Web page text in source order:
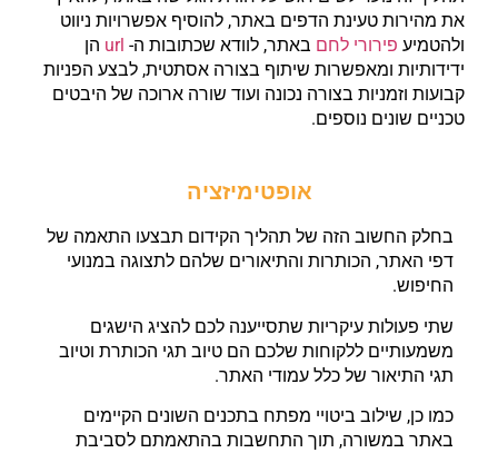
את מהירות טעינת הדפים באתר, להוסיף אפשרויות ניווט
ולהטמיע פירורי לחם באתר, לוודא שכתובות ה- url הן
ידידותיות ומאפשרות שיתוף בצורה אסתטית, לבצע הפניות
קבועות וזמניות בצורה נכונה ועוד שורה ארוכה של היבטים
טכניים שונים נוספים.
אופטימיזציה
בחלק החשוב הזה של תהליך הקידום תבצעו התאמה של
דפי האתר, הכותרות והתיאורים שלהם לתצוגה במנועי
החיפוש.
שתי פעולות עיקריות שתסייענה לכם להציג הישגים
משמעותיים ללקוחות שלכם הם טיוב תגי הכותרת וטיוב
תגי התיאור של כלל עמודי האתר.
כמו כן, שילוב ביטויי מפתח בתכנים השונים הקיימים
באתר במשורה, תוך התחשבות בהתאמתם לסביבת